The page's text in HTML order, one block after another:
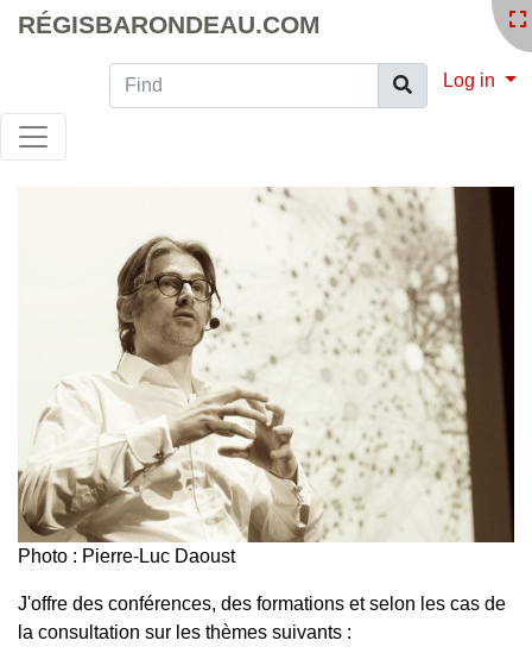
RÉGISBARONDEAU.COM
Find Log in
Photo : Pierre-Luc Daoust
J'offre des conférences, des formations et selon les cas de
la consultation sur les thèmes suivants :